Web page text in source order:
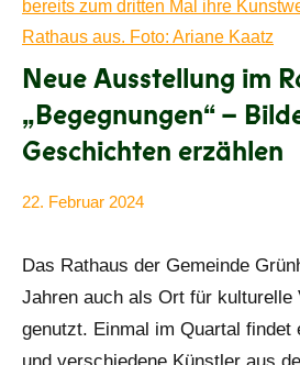
Neue Ausstellung im
„Begegnungen“ –
Geschichten erzählen
22. Februar 2024
Das Rathaus der Gemeinde
Jahren auch als Ort für kulturelle
genutzt. Einmal im Quartal findet